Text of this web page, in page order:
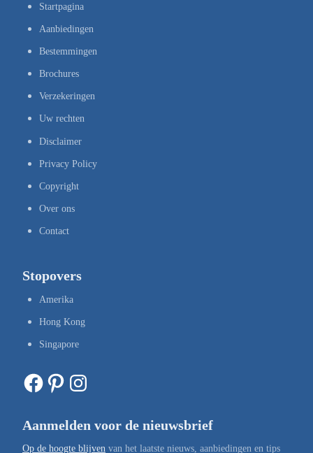
Startpagina
Aanbiedingen
Bestemmingen
Brochures
Verzekeringen
Uw rechten
Disclaimer
Privacy Policy
Copyright
Over ons
Contact
Stopovers
Amerika
Hong Kong
Singapore
Facebook Pinterest Instagram
Aanmelden voor de nieuwsbrief
Op de hoogte blijven van het laatste nieuws, aanbiedingen en tips